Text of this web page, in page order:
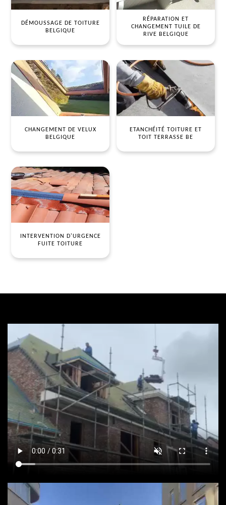
DÉMOUSSAGE DE TOITURE
BELGIQUE
RÉPARATION ET
CHANGEMENT TUILE DE
RIVE BELGIQUE
CHANGEMENT DE VELUX
BELGIQUE
ETANCHÉITÉ TOITURE ET
TOIT TERRASSE BE
INTERVENTION D'URGENCE
FUITE TOITURE